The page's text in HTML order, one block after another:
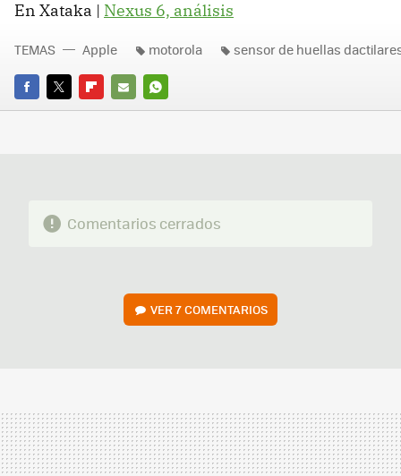
En Xataka | Nexus 6, análisis
FACEBOOK
TWITTERFLIPBOARD
E-
WHATSAPP
TEMAS Apple motorola sensor de huellas
Comentarios cerrados
VER7 COMENTARIOS